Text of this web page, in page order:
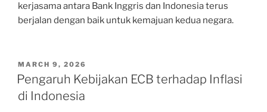
kerjasama antara Bank Inggris dan Indonesia terus
berjalan dengan baik untuk kemajuan kedua negara.
POSTED
ON
MARCH 9, 2026
Pengaruh Kebijakan ECB terhadap Inflasi
di Indonesia